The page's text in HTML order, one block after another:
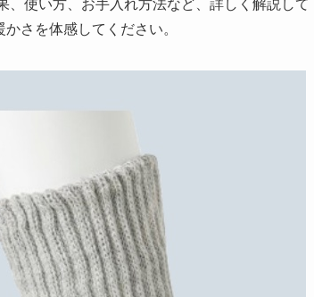
、使い方、お手入れ方法など、詳しく解説して
さを体感してください。